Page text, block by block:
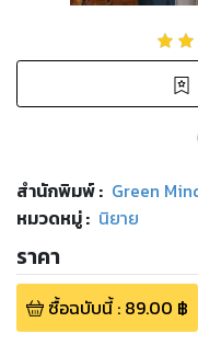
สำนักพิมพ์: Green
หมวดหมู่: นิยาย
ราคา
ซื้อฉบับนี้: 89.00 ฿